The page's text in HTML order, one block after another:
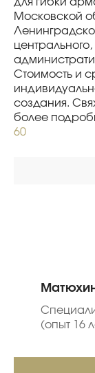
для гибки
Московской
Стоимость и
создания.
более
60
(опыт 16